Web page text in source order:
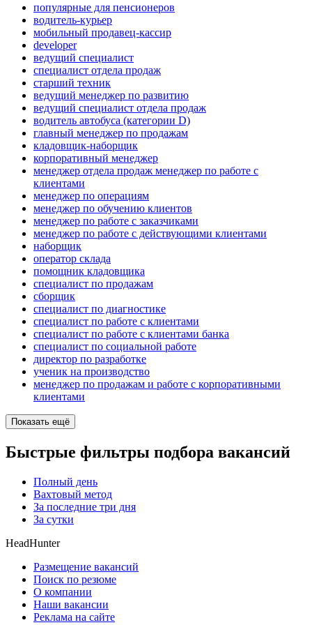
популярные для пенсионеров
водитель-курьер
мобильный продавец-кассир
developer
ведущий специалист
специалист отдела продаж
старший техник
ведущий менеджер по развитию
ведущий специалист отдела продаж
водитель автобуса (категории D)
главный менеджер по продажам
кладовщик-наборщик
корпоративный менеджер
менеджер отдела продаж менеджер по работе с
клиентами
менеджер по операциям
менеджер по обучению клиентов
менеджер по работе с заказчиками
менеджер по работе с действующими клиентами
наборщик
оператор склада
помощник кладовщика
специалист по продажам
сборщик
специалист по диагностике
специалист по работе с клиентами
специалист по работе с клиентами банка
специалист по социальной работе
директор по разработке
ученик на производство
менеджер по продажам и работе с корпоративными
клиентами
Показать ещё
Быстрые фильтры подбора вакансий
Полный день
Вахтовый метод
За последние три дня
За сутки
HeadHunter
Размещение вакансий
Поиск по резюме
О компании
Наши вакансии
Реклама на сайте